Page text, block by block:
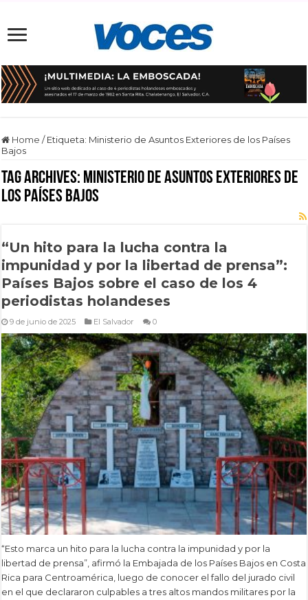
Home / Etiqueta: Ministerio de Asuntos Exteriores de los Países
Bajos
Tag Archives: Ministerio de Asuntos Exteriores de
los Países Bajos
“Un hito para la lucha contra la
impunidad y por la libertad de prensa”:
Países Bajos sobre el caso de los 4
periodistas holandeses
9 de junio de 2025 El Salvador 0
“Esto marca un hito para la lucha contra la impunidad y por la
libertad de prensa”, afirmó la Embajada de los Países Bajos en Costa
Rica para Centroamérica, luego de conocer el fallo del jurado civil
en el que declararon culpables a tres altos mandos militares por la